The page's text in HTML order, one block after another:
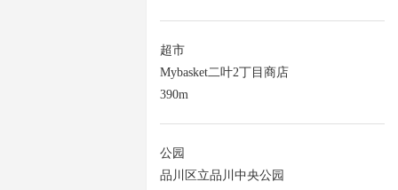
超市
Mybasket二叶2丁目商店
390m
公园
品川区立品川中央公园